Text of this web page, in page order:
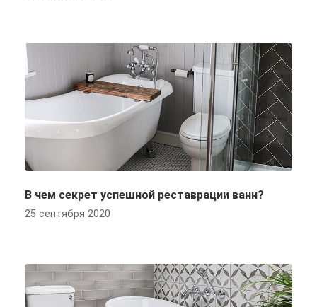
В чем секрет успешной реставрации ванн?
25 сентября 2020